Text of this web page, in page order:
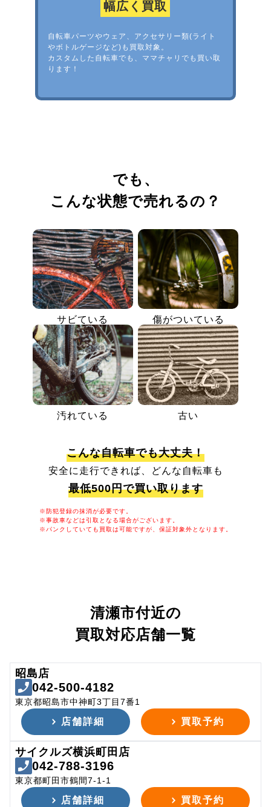
幅広く買取
自転車パーツやウェア、アクセサリー類(ライト
やボトルゲージなど)も買取対象。
カスタムした自転車でも、ママチャリでも買い取
ります！
でも、
こんな状態で売れるの？
サビている 傷がついている
汚れている 古い
こんな自転車でも大丈夫！
安全に走行できれば、どんな自転車も
最低500円で買い取ります
※防犯登録の抹消が必要です。
※事故車などは引取となる場合がございます。
※パンクしていても買取は可能ですが、保証対象外となります。
清瀬市付近の
買取対応店舗一覧
昭島店
042-500-4182
東京都昭島市中神町3丁目7番1
店舗詳細 買取予約
サイクルズ横浜町田店
042-788-3196
東京都町田市鶴間7-1-1
店舗詳細 買取予約